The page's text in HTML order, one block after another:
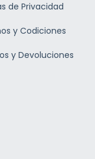
de Privacidad
y Codiciones
y Devoluciones